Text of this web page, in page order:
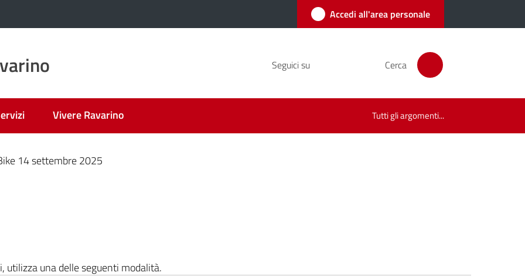
Accedi all'area personale
Seguici su Cerca
Vivere Ravarino Tutti gli argomenti...
14 settembre 2025
utilizza una delle seguenti modalità.